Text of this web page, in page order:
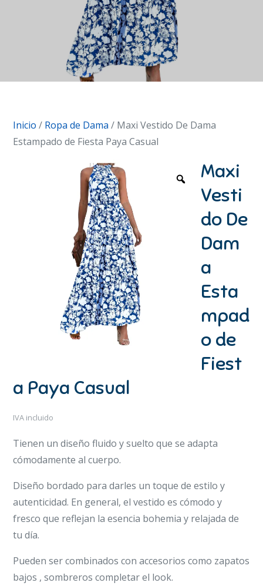
Inicio / Ropa de Dama / Maxi Vestido De Dama
Estampado de Fiesta Paya Casual
Maxi
Vesti
do De
Dam
a
Esta
mpad
o de
Fiest
a Paya Casual
IVA incluido
Tienen un diseño fluido y suelto que se adapta
cómodamente al cuerpo.
Diseño bordado para darles un toque de estilo y
autenticidad. En general, el vestido es cómodo y
fresco que reflejan la esencia bohemia y relajada de
tu día.
Pueden ser combinados con accesorios como zapatos
bajos , sombreros completar el look.